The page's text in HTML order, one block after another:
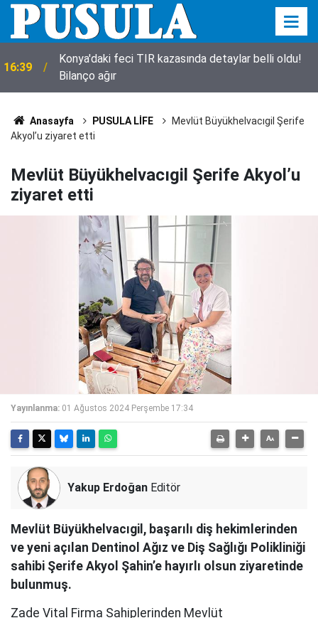
16:39
Konya'daki feci TIR kazasında detaylar belli oldu!
Bilanço ağır
Anasayfa PUSULA LİFE
Mevlüt Büyükhelvacıgil Şerife
Akyol’u ziyaret etti
Mevlüt Büyükhelvacıgil Şerife Akyol’u
ziyaret etti
Yayınlanma: 01 Ağustos 2024 Perşembe 17:34
Yakup Erdoğan Editör
Mevlüt Büyükhelvacıgil, başarılı diş hekimlerinden
ve yeni açılan Dentinol Ağız ve Diş Sağlığı Polikliniği
sahibi Şerife Akyol Şahin’e hayırlı olsun ziyaretinde
bulunmuş.
Zade Vital Firma Sahiplerinden Mevlüt